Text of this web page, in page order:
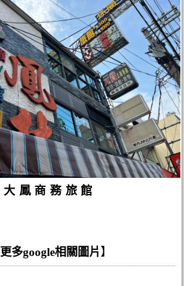
大鳳商務旅館
更多google相關圖片 】